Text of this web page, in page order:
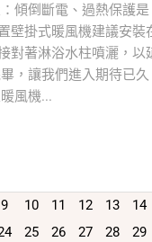
傾倒斷電、過熱保護是
壁掛式暖風機建議安裝
對著淋浴水柱噴灑，以
，讓我們進入期待已久
風機...
9 10 11 12 13
14
25 26 27 28
29